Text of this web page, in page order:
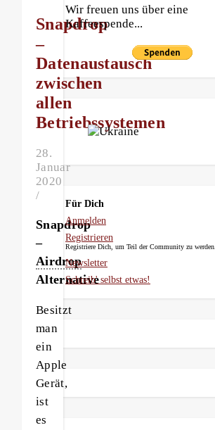
Snapdrop
–
Datenaustausch
zwischen
allen
Betriebssystemen
28.
Januar
2020
/
Snapdrop
–
Airdrop
Alternative
Besitzt
man
ein
Apple
Gerät,
ist
es
Wir freuen uns über eine
Kaffeespende...
Für Dich
Anmelden
Registrieren
Registriere Dich, um Teil der Community zu werden.
Newsletter
Schreib' selbst etwas!